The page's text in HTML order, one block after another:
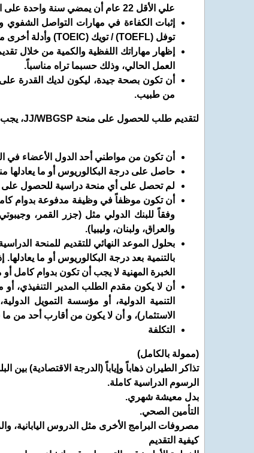
علي الأقل 22 عام أن يمضي سنة واحدة على الأقل كباحث في أحد المؤسسات البحثية ان يقدموا شهادة توضح أنشطتهم البحثية.
توفل (TOEFL) / تويك (TOEIC) وأدلة أخرى مثل رسالة دعم من الجامعة أو مكان العمل الحالي، وذلك حسبما تراه مناسباً.
العمل الحالي، وذلك حسبما تراه مناسباً.
أن تكون بصحة جيدة، ليكون لديك القدرة
من طبيب.
لتقديم طلب للحصول على منحة JJ/WBGSP، يجب على مقدم الطلب:
أن تكون من مواطني أحد الدول الأعضاء في
حاصل على درجة البكالوريوس أو ما يعادلها
لم تحصل على أي منحة دراسية للحصول على
أن تكون موظفاً في وظيفة مدفوعة بدوام
وفقاً للبنك الدولي مثل (جزر القمر،
والعراق، ولبنان، وليبيا).
بحلول الموعد النهائي للتقديم للمنحة
بالتنمية بعد درجة البكالوريوس أو ما
الخبرة المهنية لا يجب أن تكون بدوام كامل
أن لا يكون مقدم الطلب المدير التنفيذي،
التنمية الدولية، أو مؤسسة التمويل
الاستثمار)، و أن لا يكون من أقارب أحد من
التكلفة
(ممولة بالكامل)
تذاكر الطيران ذهاباً وإياباً (الدرجة الاقتصادية) بين البلد الأصلي
الرسوم الدراسية كاملة.
بدل معيشة شهري.
التأمين الصحي.
مصروفات البرامج الأخرى مثل الدروس اليابانية،
كيفية التقديم